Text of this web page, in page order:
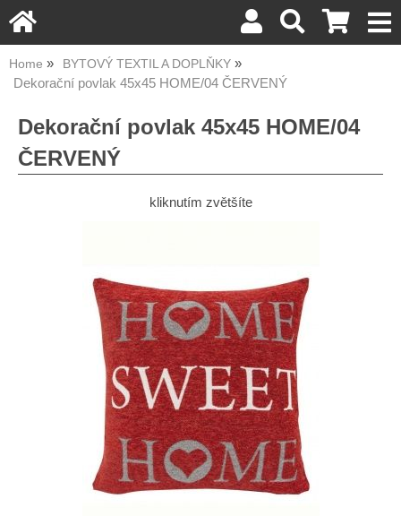
Home BYTOVÝ TEXTIL A DOPLŇKY
Dekorační povlak 45x45 HOME/04 ČERVENÝ
Dekorační povlak 45x45 HOME/04
ČERVENÝ
kliknutím zvětšíte